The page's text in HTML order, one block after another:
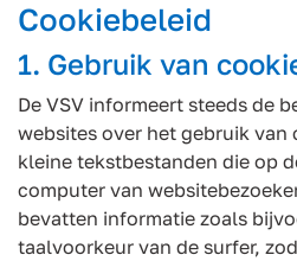
Cookiebeleid
1. Gebruik van
De VSV informeert steeds de
websites over het gebruik van
kleine tekstbestanden die op
computer van
bevatten informatie zoals
taalvoorkeur van de surfer,